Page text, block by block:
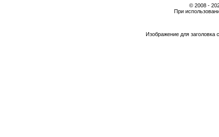
© 2008 -
При
Изображение для